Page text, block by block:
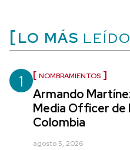
LO MÁS LEÍDO
1 NOMBRAMIENTOS
Armando
Media Officer de
Colombia
agosto 5, 2026